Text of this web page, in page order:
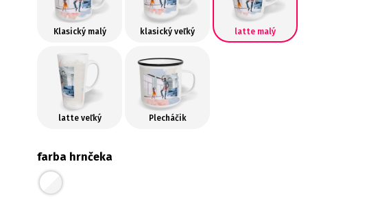
Klasický malý klasický veľký latte malý
latte veľký Plecháčik
farba hrnčeka